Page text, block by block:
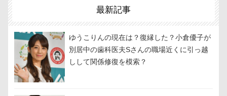
最新記事
ゆうこりんの現在は？復縁した？小倉優子が
別居中の歯科医夫Sさんの職場近くに引っ越
しして関係修復を模索？